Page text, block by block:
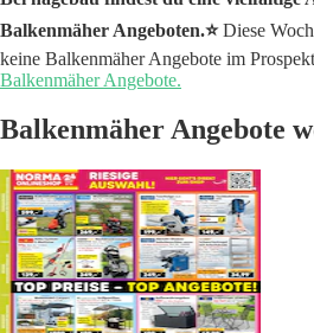
Balkenmäher Angeboten.⭐️Diese
keine Balkenmäher Angebote im
Balkenmäher Angebote.
Balkenmäher Angebote